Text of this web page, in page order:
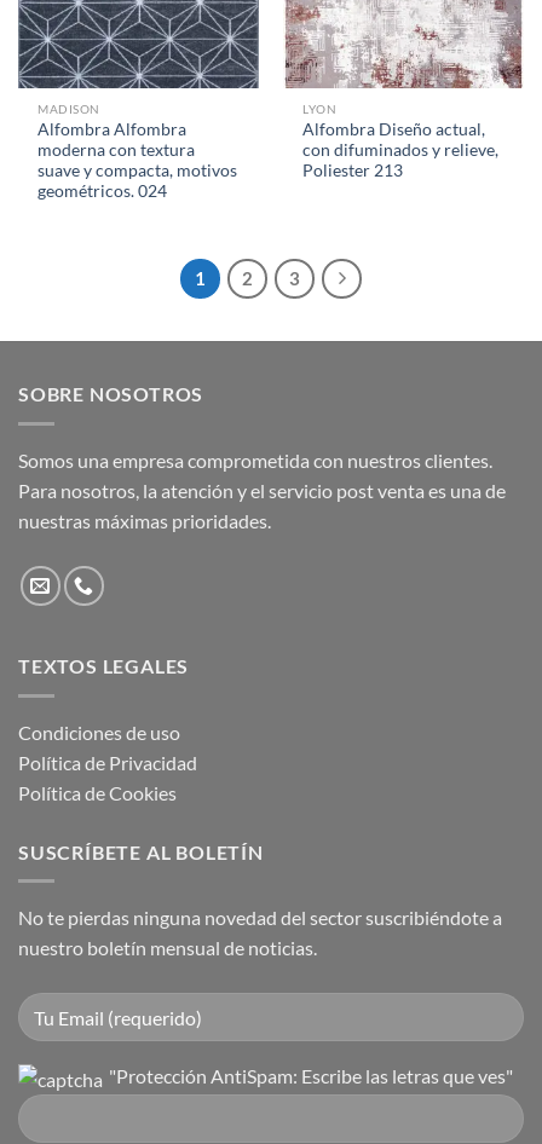
MADISON
Alfombra Alfombra
moderna con textura
suave y compacta, motivos
geométricos. 024
LYON
Alfombra Diseño actual,
con difuminados y relieve,
Poliester 213
1 2 3
SOBRE NOSOTROS
Somos una empresa comprometida con nuestros clientes.
Para nosotros, la atención y el servicio post venta es una de
nuestras máximas prioridades.
TEXTOS LEGALES
Condiciones de uso
Política de Privacidad
Política de Cookies
SUSCRÍBETE AL BOLETÍN
No te pierdas ninguna novedad del sector suscribiéndote a
nuestro boletín mensual de noticias.
"Protección AntiSpam: Escribe las letras que ves"